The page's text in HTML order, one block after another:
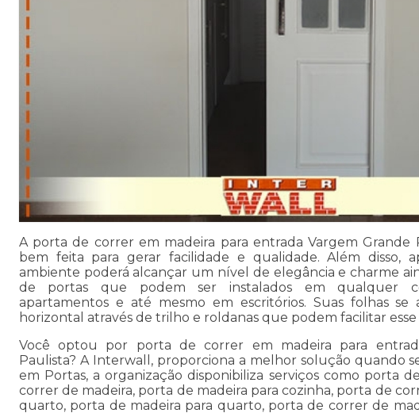
A porta de correr em madeira para entrada Vargem Grande
bem feita para gerar facilidade e qualidade. Além disso,
ambiente poderá alcançar um nível de elegância e charme
de portas que podem ser instalados em qualquer
apartamentos e até mesmo em escritórios. Suas folhas se
horizontal através de trilho e roldanas que podem facilitar
Você optou por porta de correr em madeira para
Paulista? A Interwall, proporciona a melhor solução quando
em Portas, a organização disponibiliza serviços como porta
correr de madeira, porta de madeira para cozinha, porta de
quarto, porta de madeira para quarto, porta de correr de